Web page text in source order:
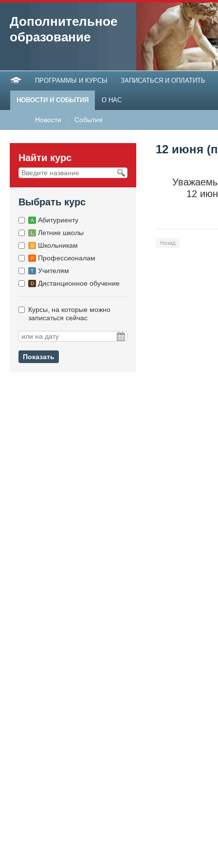
Дополнительное
образование
ПРОГРАММЫ И КУРСЫ ЗАПИСАТЬСЯ И ОПЛАТИТЬ
НОВОСТИ И СОБЫТИЯ О НАС
Новости События
Найти курс
Выбрать курс
A Абитуриенту
L Летние школы
S Школьникам
P Профессионалам
T Учителям
D Дистанционное обучение
Курсы, на которые можно
записаться сейчас
Показать
12 июня
12
Назад